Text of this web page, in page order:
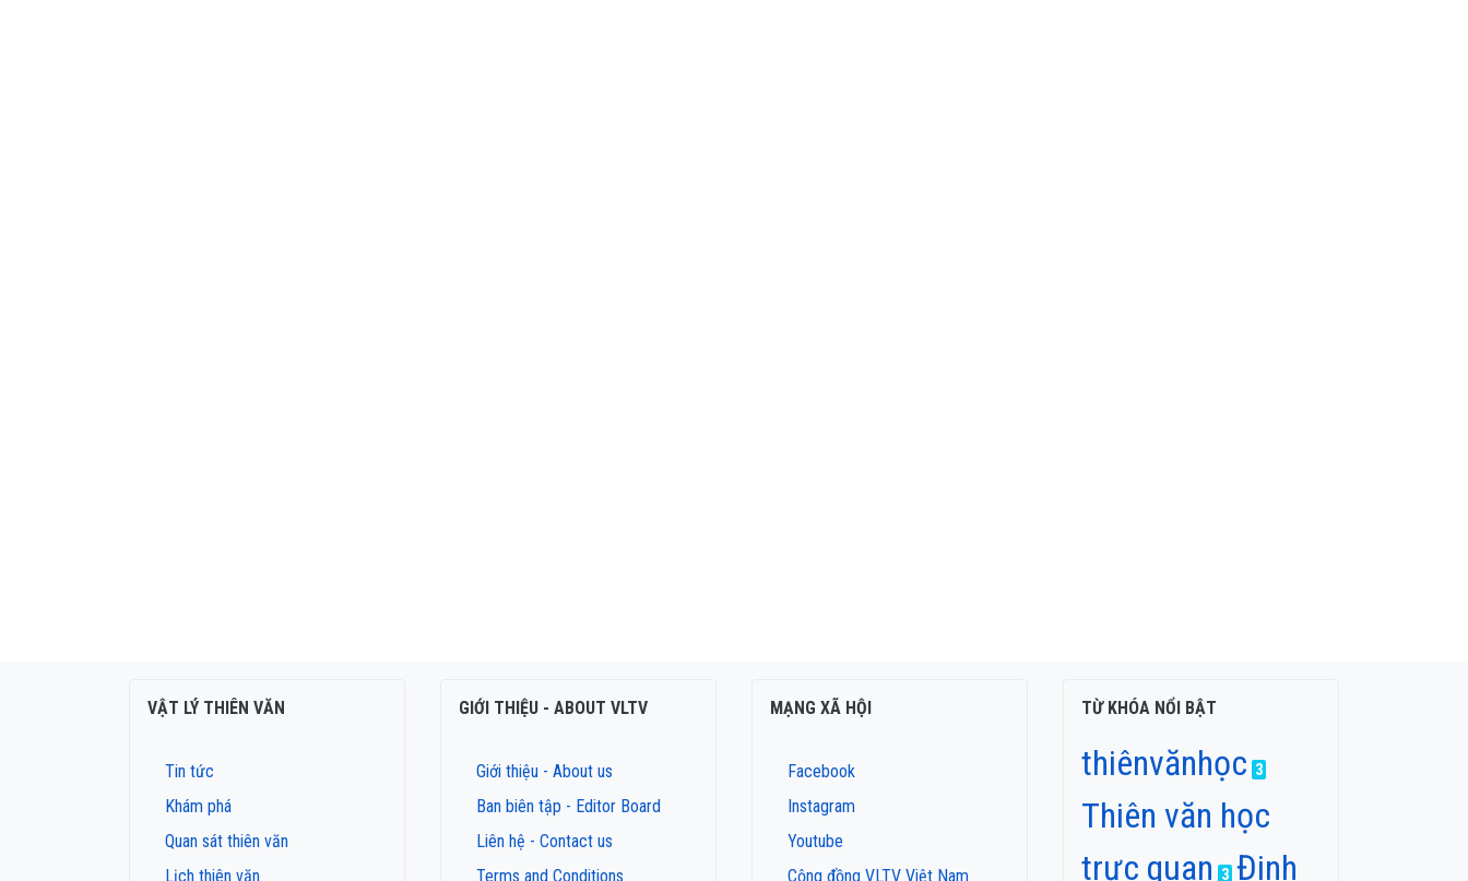
VẬT LÝ THIÊN VĂN
Tin tức
Khám phá
Quan sát thiên văn
Lịch thiên văn
GIỚI THIỆU - ABOUT VLTV
Giới thiệu - About us
Ban biên tập - Editor Board
Liên hệ - Contact us
Terms and Conditions
MẠNG XÃ HỘI
Facebook
Instagram
Youtube
Cộng đồng VLTV Việt Nam
TỪ KHÓA NỔI BẬT
thiênvănhọc 3
Thiên văn học
trực quan
3 Đinh